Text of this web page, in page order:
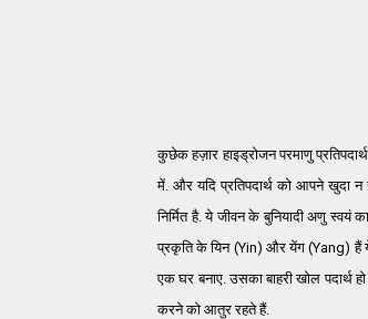
कुछेक हज़ार हाइड्रोजन परमाणु
में. और यदि प्रतिपदार्थ को आपने खुदा
निर्मित है. ये जीवन के बुनियादी अणु
प्रकृति के यिन (Yin) और येंग (Yang) हैं
एक घर बनाए. उसका बाहरी खोल पदार्थ
करने को आतुर रहते हैं.